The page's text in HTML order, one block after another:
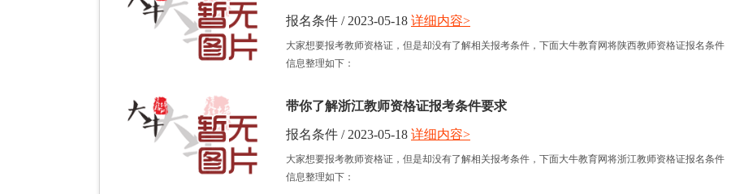
报名条件 / 2023-05-18
大家想要报考教师资格证，但是却没有了解相关报考条件，下面大牛教育网将陕西教师资格证报名条件
信息整理如下：
详细内容>
带你了解浙江教师资格证报考条件要求
报名条件 / 2023-05-18
大家想要报考教师资格证，但是却没有了解相关报考条件，下面大牛教育网将浙江教师资格证报名条件
信息整理如下：
详细内容>